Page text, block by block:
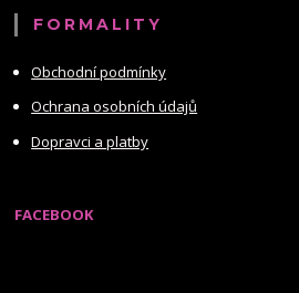
FORMALITY
Obchodní podmínky
Ochrana osobních údajů
Dopravci a platby
FACEBOOK